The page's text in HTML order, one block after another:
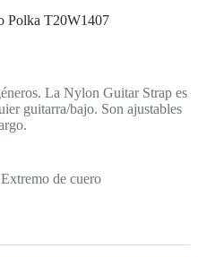
Polka T20W1407
La Nylon Guitar Strap es
guitarra/bajo. Son ajustables
de cuero